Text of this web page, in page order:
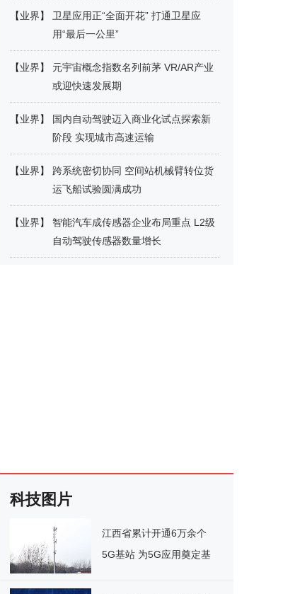
【业界】
卫星应用正“全面开花” 打通卫星应
用“最后一公里”
【业界】
元宇宙概念指数名列前茅 VR/AR产业
或迎快速发展期
【业界】
国内自动驾驶迈入商业化试点探索新
阶段 实现城市高速运输
【业界】
跨系统密切协同 空间站机械臂转位货
运飞船试验圆满成功
【业界】
智能汽车成传感器企业布局重点 L2级
自动驾驶传感器数量增长
科技图片
江西省累计开通6万余个
5G基站 为5G应用奠定基